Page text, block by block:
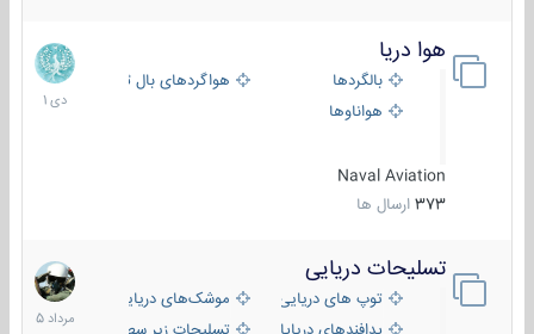
هوا دریا
بالگردها
هواگردهای بال ثابت
هواناوها
Naval Aviation
373 ارسال ها
12
دی
1401
تسلیحات دریایی
توپ های دریایی
موشک‌های دریایی
2
مرداد
1405